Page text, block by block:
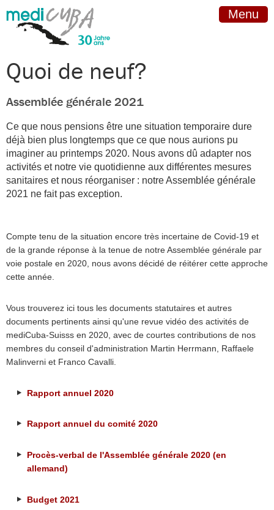
Menu
Quoi de neuf?
Assemblée générale 2021
Ce que nous pensions être une situation temporaire dure
déjà bien plus longtemps que ce que nous aurions pu
imaginer au printemps 2020. Nous avons dû adapter nos
activités et notre vie quotidienne aux différentes mesures
sanitaires et nous réorganiser : notre Assemblée générale
2021 ne fait pas exception.
Compte tenu de la situation encore très incertaine de Covid-19 et
de la grande réponse à la tenue de notre Assemblée générale par
voie postale en 2020, nous avons décidé de réitérer cette approche
cette année.
Vous trouverez ici tous les documents statutaires et autres
documents pertinents ainsi qu'une revue vidéo des activités de
mediCuba-Suisss en 2020, avec de courtes contributions de nos
membres du conseil d'administration Martin Herrmann, Raffaele
Malinverni et Franco Cavalli.
Rapport annuel 2020
Rapport annuel du comité 2020
Procès-verbal de l'Assemblée générale 2020 (en
allemand)
Budget 2021